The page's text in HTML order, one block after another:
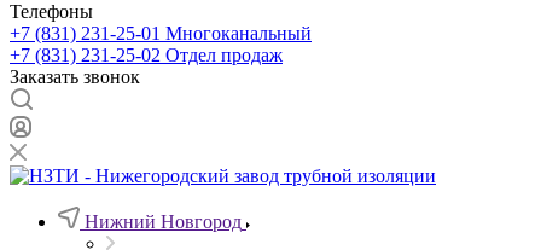
Телефоны
+7 (831) 231-25-01 Многоканальный
+7 (831) 231-25-02 Отдел продаж
Заказать звонок
Нижний Новгород